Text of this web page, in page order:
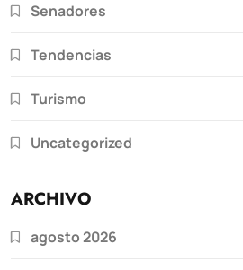
Senadores
Tendencias
Turismo
Uncategorized
ARCHIVO
agosto 2026